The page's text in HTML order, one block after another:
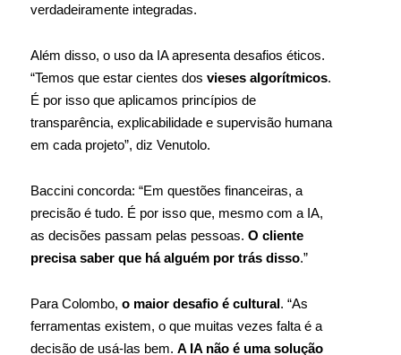
verdadeiramente integradas.
Além disso, o uso da IA apresenta desafios éticos.
“Temos que estar cientes dos vieses algorítmicos.
É por isso que aplicamos princípios de
transparência, explicabilidade e supervisão humana
em cada projeto”, diz Venutolo.
Baccini concorda: “Em questões financeiras, a
precisão é tudo. É por isso que, mesmo com a IA,
as decisões passam pelas pessoas. O cliente
precisa saber que há alguém por trás disso.”
Para Colombo, o maior desafio é cultural. “As
ferramentas existem, o que muitas vezes falta é a
decisão de usá-las bem. A IA não é uma solução